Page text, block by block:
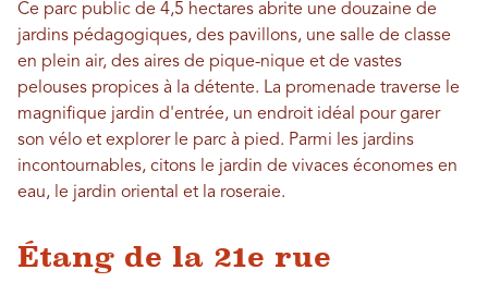
Ce parc public de 4,5 hectares abrite une douzaine de
jardins pédagogiques, des pavillons, une salle de classe
en plein air, des aires de pique-nique et de vastes
pelouses propices à la détente. La promenade traverse le
magnifique jardin d'entrée, un endroit idéal pour garer
son vélo et explorer le parc à pied. Parmi les jardins
incontournables, citons le jardin de vivaces économes en
eau, le jardin oriental et la roseraie.
Étang de la 21e rue